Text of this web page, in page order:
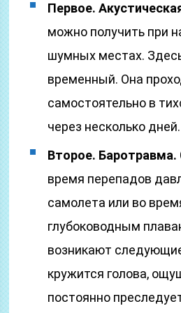
Первое.
можно получить при
шумных местах.
временный. Она
самостоятельно в
через несколько дней.
Второе. Баротравма.
время перепадов
самолета или во
глубоководным
возникают
кружится голова,
постоянно